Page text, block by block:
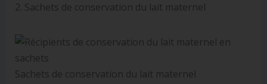
2. Sachets de conservation du lait maternel
Sachets de conservation du lait maternel